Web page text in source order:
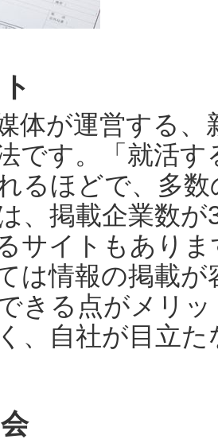
体が運営する
です。「就活
るほどで、多
、掲載企業数
サイトもありま
は情報の掲載
きる点がメリ
、自社が目立